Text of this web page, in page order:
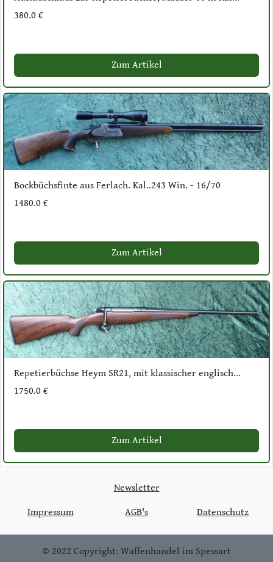
380.0 €
Zum Artikel
Bockbüchsfinte aus Ferlach. Kal..243 Win. - 16/70
1480.0 €
Zum Artikel
Repetierbüchse Heym SR21, mit klassischer englisch...
1750.0 €
Zum Artikel
Newsletter
Impressum AGB's Datenschutz
© 2022 Copyright: Waffenhandel im Spessart